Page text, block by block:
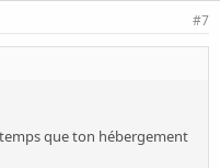
#7
que ton hébergement